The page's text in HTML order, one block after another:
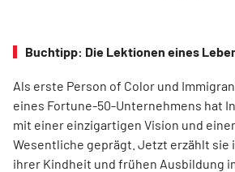
Buchtipp: Die Lektionen eines
Als erste Person of Color und
eines Fortune-50-Unternehmens hat
mit einer einzigartigen Vision und
Wesentliche geprägt. Jetzt erzählt sie
ihrer Kindheit und frühen Ausbildung